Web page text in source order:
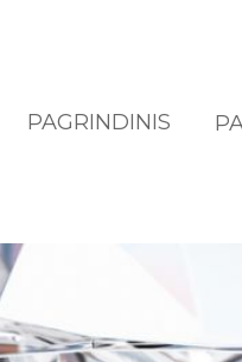
PAGRINDINIS